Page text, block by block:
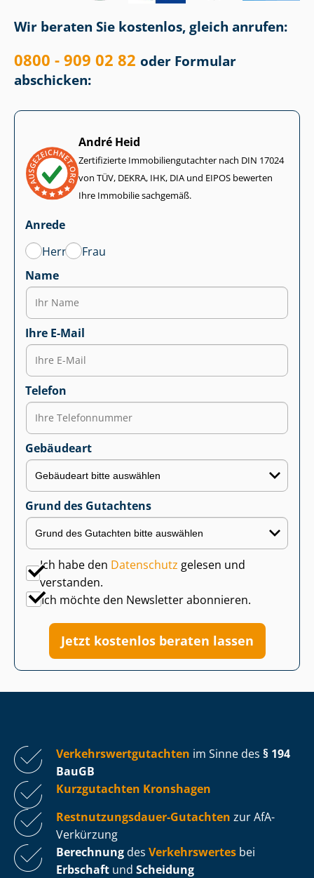
Wir beraten Sie kostenlos, gleich anrufen:
0800 - 909 02 82 oder Formular
abschicken:
André Heid
Zertifizierte Im­mo­bi­li­en­gut­ach­ter nach DIN 17024
von TÜV, DEKRA, IHK, DIA und EIPOS bewerten
Ihre Immobilie sachgemäß.
Anrede
Herr
Frau
Name
Ihre E-Mail
Telefon
Gebäudeart
Grund des Gutachtens
Ich habe den Datenschutz gelesen und
verstanden.
Ich möchte den Newsletter abonnieren.
Jetzt kostenlos beraten lassen
Ver­kehrs­wert­gut­ach­ten im Sinne des § 194
BauGB
Kurzgutachten Kronshagen
Rest­nut­zungs­dau­er-Gutachten zur AfA-
Verkürzung
Berechnung des Verkehrswertes bei
Erbschaft und Scheidung